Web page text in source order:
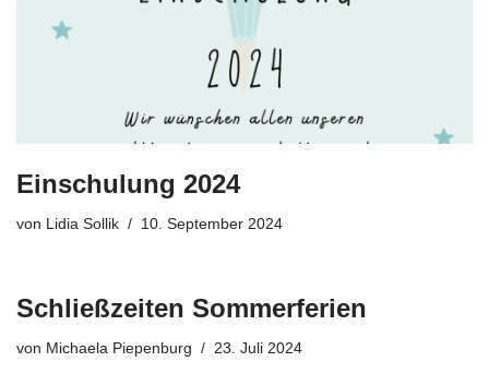
Einschulung 2024
von Lidia Sollik 10. September 2024
Schließzeiten Sommerferien
von Michaela Piepenburg 23. Juli 2024